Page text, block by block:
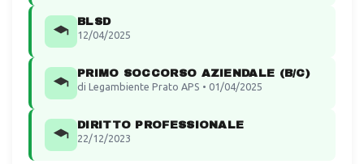
BLSD
12/04/2025
PRIMO SOCCORSO AZIENDALE (B/C)
di Legambiente Prato APS • 01/04/2025
DIRITTO PROFESSIONALE
22/12/2023